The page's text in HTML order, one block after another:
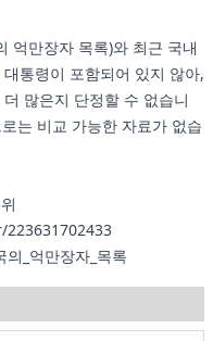
억만장자 목록)와 최근 국내
통령이 포함되어 있지 않아,
많은지 단정할 수 없습니
는 비교 가능한 자료가 없습
_억만장자_목록